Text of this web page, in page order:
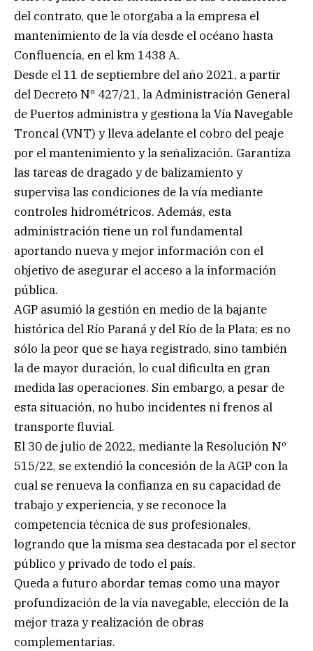
del contrato, que le otorgaba a la empresa el
mantenimiento de la vía desde el océano hasta
Confluencia, en el km 1438 A.
Desde el 11 de septiembre del año 2021, a partir
del Decreto Nº 427/21, la Administración General
de Puertos administra y gestiona la Vía Navegable
Troncal (VNT) y lleva adelante el cobro del peaje
por el mantenimiento y la señalización. Garantiza
las tareas de dragado y de balizamiento y
supervisa las condiciones de la vía mediante
controles hidrométricos. Además, esta
administración tiene un rol fundamental
aportando nueva y mejor información con el
objetivo de asegurar el acceso a la información
pública.
AGP asumió la gestión en medio de la bajante
histórica del Río Paraná y del Río de la Plata; es no
sólo la peor que se haya registrado, sino también
la de mayor duración, lo cual dificulta en gran
medida las operaciones. Sin embargo, a pesar de
esta situación, no hubo incidentes ni frenos al
transporte fluvial.
El 30 de julio de 2022, mediante la Resolución Nº
515/22, se extendió la concesión de la AGP con la
cual se renueva la confianza en su capacidad de
trabajo y experiencia, y se reconoce la
competencia técnica de sus profesionales,
logrando que la misma sea destacada por el sector
público y privado de todo el país.
Queda a futuro abordar temas como una mayor
profundización de la vía navegable, elección de la
mejor traza y realización de obras
complementarias.